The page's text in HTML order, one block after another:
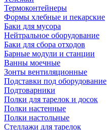
Термоконтейнеры
Формы хлебные и пекарские
Баки для мусора
Нейтральное оборудование
Баки для сбора отходов
Барные модули и станции
Ванны моечные
Зонты вентиляционные
Подставки под оборудование
Подтоварники
Полки для тарелок и досок
Полки настенные
Полки настольные
Стеллажи для тарелок